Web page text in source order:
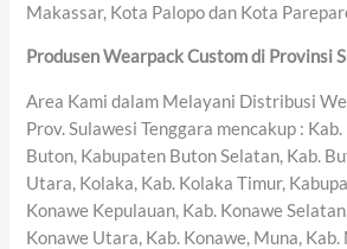
Makassar, Kota Palopo dan Kota
Produsen Wearpack Custom di Provinsi
Area Kami dalam Melayani Distribusi
Prov. Sulawesi Tenggara mencakup :
Buton, Kabupaten Buton Selatan, Kab.
Utara, Kolaka, Kab. Kolaka Timur,
Konawe Kepulauan, Kab. Konawe
Konawe Utara, Kab. Konawe, Muna,